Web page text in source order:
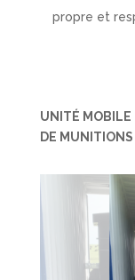
propre et
UNITÉ MOBILE
DE